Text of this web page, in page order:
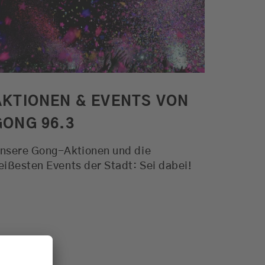
Alle Aktionen. Der Verkehr und
das Wetter für München und viele
weitere Funktionen
& EVENTS VON
96.3
Gong-Aktionen und die
Events der Stadt: Sei dabei!